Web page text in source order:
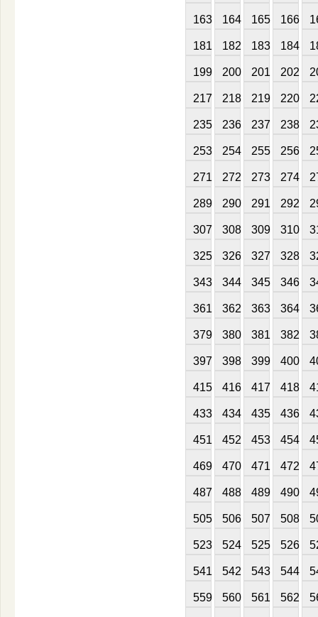
163 164 165 166
181 182 183 184
199 200 201 202
217 218 219 220
235 236 237 238
253 254 255 256
271 272 273 274
289 290 291 292
307 308 309 310
325 326 327 328
343 344 345 346
361 362 363 364
379 380 381 382
397 398 399 400
415 416 417 418
433 434 435 436
451 452 453 454
469 470 471 472
487 488 489 490
505 506 507 508
523 524 525 526
541 542 543 544
559 560 561 562